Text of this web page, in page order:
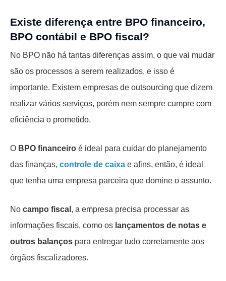
Existe diferença entre BPO financeiro,
BPO contábil e BPO fiscal?
No BPO não há tantas diferenças assim, o que vai mudar
são os processos a serem realizados, e isso é
importante. Existem empresas de outsourcing que dizem
realizar vários serviços, porém nem sempre cumpre com
eficiência o prometido.
O BPO financeiro é ideal para cuidar do planejamento
das finanças, controle de caixa e afins, então, é ideal
que tenha uma empresa parceira que domine o assunto.
No campo fiscal , a empresa precisa processar as
informações fiscais, como os lançamentos de notas e
outros balanços para entregar tudo corretamente aos
órgãos fiscalizadores.